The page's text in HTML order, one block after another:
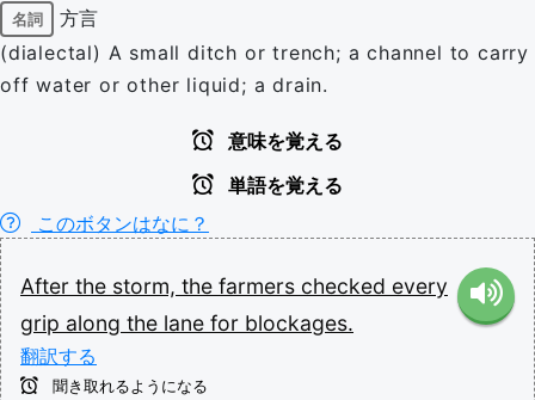
名詞
方言
(dialectal) A small ditch or trench; a channel to carry
off water or other liquid; a drain.
意味を覚える
単語を覚える
このボタンはなに？
After the storm, the farmers checked every
grip along the lane for blockages.
翻訳する
聞き取れるようになる